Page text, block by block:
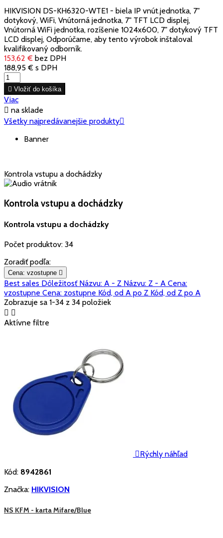
HIKVISION DS-KH6320-WTE1 - biela IP vnút.jednotka, 7"
dotykový, WiFi, Vnútorná jednotka, 7" TFT LCD displej,
Vnútorná WiFi jednotka, rozíšenie 1024x600, 7" dotykový TFT
LCD displej, Odporúčame, aby tento výrobok inštaloval
kvalifikovaný odborník.
153,62 € bez DPH
188,95 € s DPH
 Vložiť do košíka
Viac
 na sklade
Všetky najpredávanejšie produkty
Banner
Kontrola vstupu a dochádzky
Kontrola vstupu a dochádzky
Kontrola vstupu a dochádzky
Počet produktov: 34
Zoradiť podľa:
Cena: vzostupne 
Best sales Dôležitosť Názvu: A - Z Názvu: Z - A Cena:
vzostupne Cena: zostupne Kód, od A po Z Kód, od Z po A
Zobrazuje sa 1-34 z 34 položiek
 
Aktívne filtre
Rýchly náhľad
Kód: 8942861
Značka: HIKVISION
NS KFM - karta Mifare/Blue